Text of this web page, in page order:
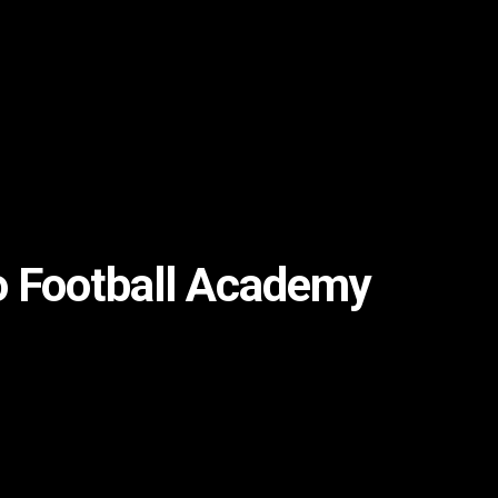
Football Academy